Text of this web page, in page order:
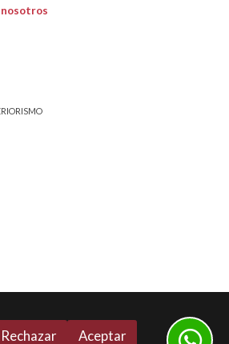
Rechazar Aceptar